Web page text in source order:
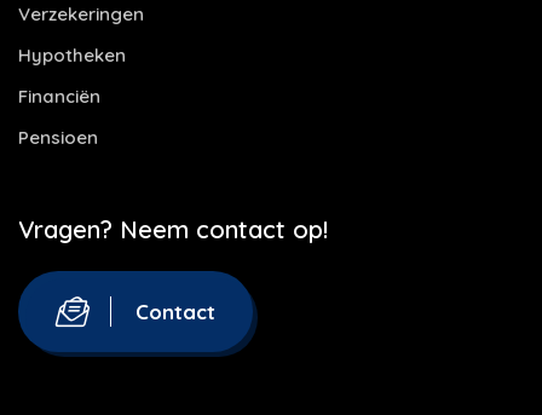
Verzekeringen
Hypotheken
Financiën
Pensioen
Vragen? Neem contact op!
Contact